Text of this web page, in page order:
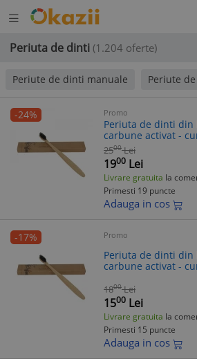
Deschide
meniul
Periuta de dinti (1.204 oferte)
Periute de dinti manuale Periute
-24% Promo
Periuta de dinti din
carbune activat -
efect de albire, 100%
2500 Lei
1900 Lei
Livrare gratuita la
Primesti 19 puncte
Adauga in cos
-17% Promo
Periuta de dinti din
carbune activat -
1800 Lei
1500 Lei
Livrare gratuita la
Primesti 15 puncte
Adauga in cos